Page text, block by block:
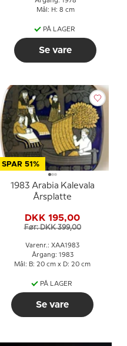
Mål: H: 8 cm
PÅ LAGER
Se vare
SPAR 51%
1983 Arabia Kalevala
Årsplatte
DKK 195,00
Før: DKK 399,00
Varenr.: XAA1983
Årgang: 1983
Mål: B: 20 cm x D: 20 cm
PÅ LAGER
Se vare